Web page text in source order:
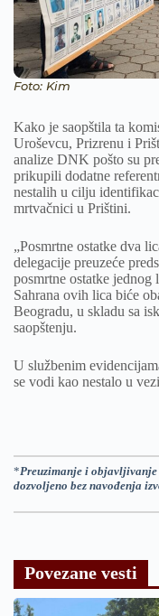
Foto: Kim
Kako je saopštila ta
Uroševcu, Prizrenu i
analize DNK pošto su
prikupili dodatne
nestalih u cilju
mrtvačnici u Prištini.
„Posmrtne ostatke dva
delegacije preuzeće
posmrtne ostatke
Sahrana ovih lica biće
Beogradu, u skladu sa
saopštenju.
U službenim
se vodi kao nestalo u
*Preuzimanje i
dozvoljeno bez navođenja
Povezane vesti